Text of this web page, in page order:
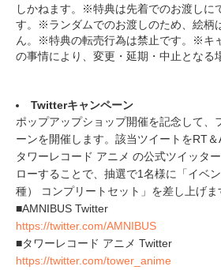
しかねます。※特典は先着でのお渡しに
す。※ランダムでのお渡しのため、絵柄
ん。※特典の転売行為は禁止です。※キ
の事情により、変更・延期・中止となる
Twitterキャンペーン
ポップアップショップ開催を記念して、
ーンを開催します。該当ツイートをRT
タワーレコード アニメ の公式ツイッタ
ローすることで、抽選で1名様に「イベ
種） コンプリートセット」を差し上げま
■AMNIBUS Twitter
https://twitter.com/AMNIBUS
■タワーレコード アニメ Twitter
https://twitter.com/tower_anime